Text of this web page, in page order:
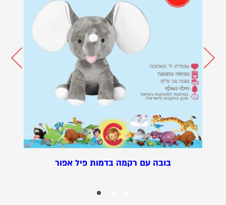
בובה עם רקמה בדמות פיל אפור